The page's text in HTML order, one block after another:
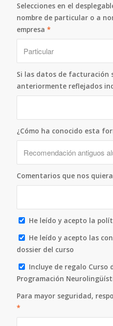
Selecciones en el
nombre de particular o a
empresa *
Si las datos de facturación
anteriormente reflejados
¿Cómo ha conocido esta
Comentarios que nos
He leído y acepto la
He leído y acepto las
dossier del curso
Incluye de regalo Curso
Programación
Para mayor seguridad,
*